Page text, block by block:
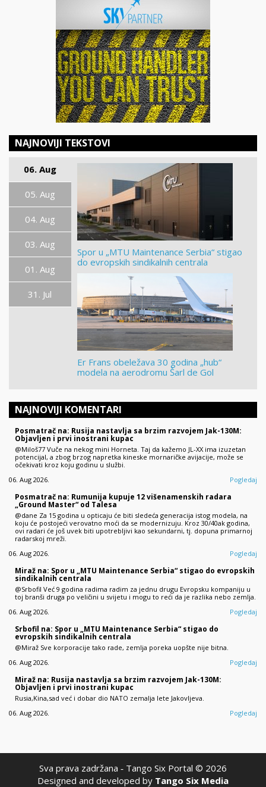
NAJNOVIJI TEKSTOVI
06. Aug
05. Aug
04. Aug
03. Aug
01. Aug
31. Jul
Spor u „MTU Maintenance Serbia“ stigao
do evropskih sindikalnih centrala
Er Frans obeležava 30 godina „hub“
modela na aerodromu Šarl de Gol
NAJNOVIJI KOMENTARI
Posmatrač na: Rusija nastavlja sa brzim razvojem Jak-130M:
Objavljen i prvi inostrani kupac
@Miloš77 Vuče na nekog mini Horneta. Taj da kažemo JL-XX ima izuzetan
potencijal, a zbog brzog napretka kineske mornaričke avijacije, može se
očekivati kroz koju godinu u službi.
06. Aug 2026.
Pogledaj
Posmatrač na: Rumunija kupuje 12 višenamenskih radara
„Ground Master“ od Talesa
@dane Za 15 godina u opticaju će biti sledeća generacija istog modela, na
koju će postojeći verovatno moći da se modernizuju. Kroz 30/40ak godina,
ovi radari će još uvek biti upotrebljivi kao sekundarni, tj. dopuna primarnoj
radarskoj mreži.
06. Aug 2026.
Pogledaj
Miraž na: Spor u „MTU Maintenance Serbia“ stigao do evropskih
sindikalnih centrala
@Srbofil Već 9 godina radima radim za jednu drugu Evropsku kompaniju u
toj branši druga po veličini u svijetu i mogu to reći da je razlika nebo zemlja.
06. Aug 2026.
Pogledaj
Srbofil na: Spor u „MTU Maintenance Serbia“ stigao do
evropskih sindikalnih centrala
@Miraž Sve korporacije tako rade, zemlja poreka uopšte nije bitna.
06. Aug 2026.
Pogledaj
Miraž na: Rusija nastavlja sa brzim razvojem Jak-130M:
Objavljen i prvi inostrani kupac
Rusia,Kina,sad već i dobar dio NATO zemalja lete Jakovljeva.
06. Aug 2026.
Pogledaj
Sva prava zadržana ‐ Tango Six Portal © 2026
Designed and developed by Tango Six Media